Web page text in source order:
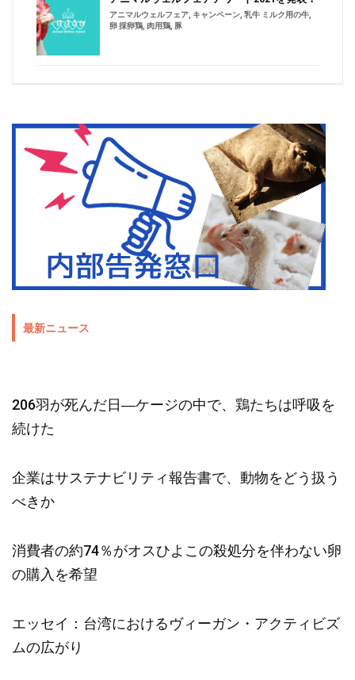
アニマルウェルフェア キャンペーン 乳牛 ミルク用の牛
卵 採卵鶏 肉用鶏 豚
最新ニュース
206羽が死んだ日―ケージの中で、鶏たちは呼吸を
続けた
企業はサステナビリティ報告書で、動物をどう扱う
べきか
消費者の約74％がオスひよこの殺処分を伴わない卵
の購入を希望
エッセイ：台湾におけるヴィーガン・アクティビズ
ムの広がり